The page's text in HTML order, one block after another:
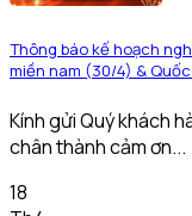
Thông báo kế hoạch
miền nam (30/4) &
Kính gửi Quý khách
chân thành cảm ơn...
18